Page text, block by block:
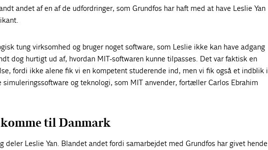
andet af en af de udfordringer, som Grundfos har haft med at have Leslie Yan
tung virksomhed og bruger noget software, som Leslie ikke kan have adgang
dog hurtigt ud af, hvordan MIT-softwaren kunne tilpasses. Det var faktisk en
fordi ikke alene fik vi en kompetent studerende ind, men vi fik også et indblik i
simuleringssoftware og teknologi, som MIT anvender, fortæller Carlos Ebrahim
til Danmark
deler Leslie Yan. Blandet andet fordi samarbejdet med Grundfos har givet hende